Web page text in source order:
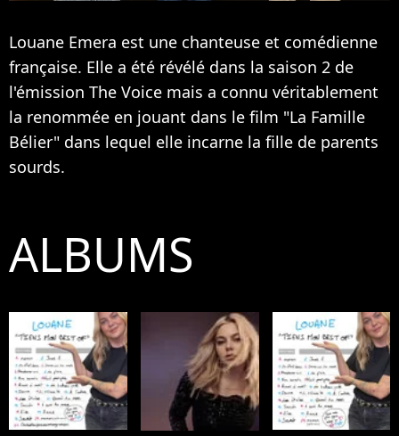
Louane Emera est une chanteuse et comédienne
française. Elle a été révélé dans la saison 2 de
l'émission The Voice mais a connu véritablement
la renommée en jouant dans le film "La Famille
Bélier" dans lequel elle incarne la fille de parents
sourds.
ALBUMS